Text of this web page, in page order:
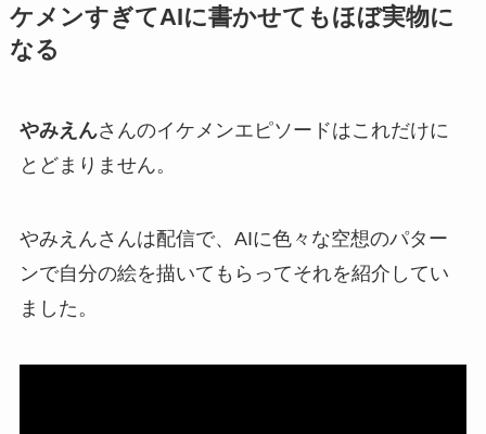
ケメンすぎてAIに書かせてもほぼ実物に
なる
やみえんさんのイケメンエピソードはこれだけに
とどまりません。
やみえんさんは配信で、AIに色々な空想のパター
ンで自分の絵を描いてもらってそれを紹介してい
ました。